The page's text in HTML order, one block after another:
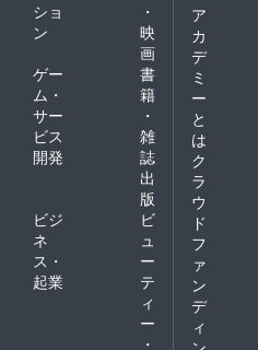
ショ
ン
・
映
画
ゲー
ム・
サー
ビス
開発
書
籍
・
雑
誌
出
版
ビジ
ネ
ス・
起業
ビ
ュ
ー
テ
ィ
ー
・
ア
カ
デ
ミ
ー
と
は
ク
ラ
ウ
ド
フ
ァ
ン
デ
ィ